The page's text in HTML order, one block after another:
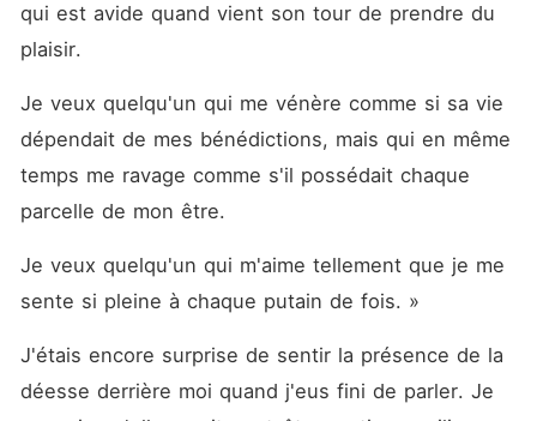
qui est avide quand vient son tour de prendre du
plaisir.
Je veux quelqu'un qui me vénère comme si sa vie
dépendait de mes bénédictions, mais qui en même
temps me ravage comme s'il possédait chaque
parcelle de mon être.
Je veux quelqu'un qui m'aime tellement que je me
sente si pleine à chaque putain de fois. »
J'étais encore surprise de sentir la présence de la
déesse derrière moi quand j'eus fini de parler. Je